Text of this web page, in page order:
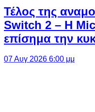
Τέλος της
Switch 2 – Η
επίσημα την
07 Αυγ 2026 6:00 μμ